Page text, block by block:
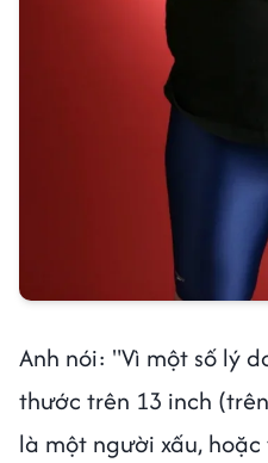
Anh nói: "Vì một số lý
thước trên 13 inch
là một người xấu,